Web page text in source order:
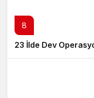
8
23 İlde Dev